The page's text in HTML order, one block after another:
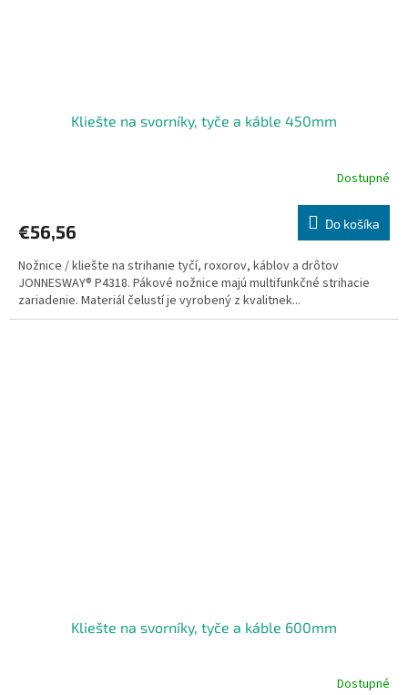
Kliešte na svorníky, tyče a káble 450mm
Dostupné
€56,56 Do košíka
Nožnice / kliešte na strihanie tyčí, roxorov, káblov a drôtov
JONNESWAY® P4318. Pákové nožnice majú multifunkčné strihacie
zariadenie. Materiál čelustí je vyrobený z kvalitnek...
Kliešte na svorníky, tyče a káble 600mm
Dostupné